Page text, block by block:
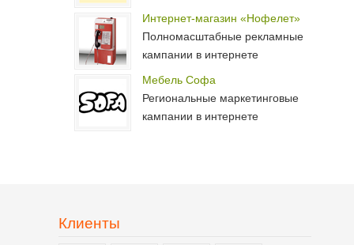
Интернет-магазин «Нофелет»
Полномасштабные рекламные
кампании в интернете
Мебель Софа
Региональные маркетинговые
кампании в интернете
Клиенты